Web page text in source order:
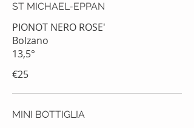
ST MICHAEL-EPPAN
PIONOT NERO ROSE'
Bolzano
13,5°
€25
MINI BOTTIGLIA